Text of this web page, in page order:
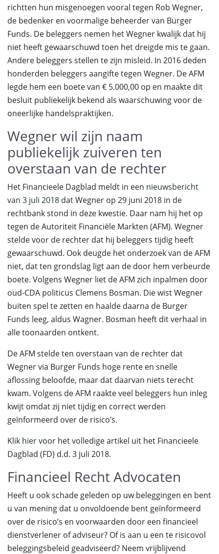
richtten hun misgenoegen vooral tegen Rob Wegner,
de bedenker en voormalige beheerder van Burger
Funds. De beleggers nemen het Wegner kwalijk dat hij
niet heeft gewaarschuwd toen het dreigde mis te gaan.
Andere beleggers stellen te zijn misleid. In 2016 deden
honderden beleggers aangifte tegen Wegner. De AFM
legde hem een boete van € 5.000,00 op en maakte dit
besluit publiekelijk bekend als waarschuwing voor de
oneerlijke handelspraktijken.
Wegner wil zijn naam
publiekelijk zuiveren ten
overstaan van de rechter
Het Financieele Dagblad meldt in een nieuwsbericht
van 3 juli 2018 dat Wegner op 29 juni 2018 in de
rechtbank stond in deze kwestie. Daar nam hij het op
tegen de Autoriteit Financiële Markten (AFM). Wegner
stelde voor de rechter dat hij beleggers tijdig heeft
gewaarschuwd. Ook deugde het onderzoek van de AFM
niet, dat ten grondslag ligt aan de door hem verbeurde
boete. Volgens Wegner liet de AFM zich inpalmen door
oud-CDA politicus Clemens Bosman. Die wist Wegner
buiten spel te zetten en haalde daarna de Burger
Funds leeg, aldus Wagner. Bosman heeft dit verhaal in
alle toonaarden ontkent.
De AFM stelde ten overstaan van de rechter dat
Wegner via Burger Funds hoge rente en snelle
aflossing beloofde, maar dat daarvan niets terecht
kwam. Volgens de AFM raakte veel beleggers hun inleg
kwijt omdat zij niet tijdig en correct werden
geïnformeerd over de risico’s.
Klik hiervoor het volledige artikel uit het Financieele
Dagblad (FD) d.d. 3 juli 2018.
Financieel Recht Advocaten
Heeft u ook schade geleden op uw beleggingen en bent
u van mening dat u onvoldoende bent geïnformeerd
over de risico’s en voorwaarden door een financieel
dienstverlener of adviseur? Of is aan u een te risicovol
beleggingsbeleid geadviseerd? Neem vrijblijvend